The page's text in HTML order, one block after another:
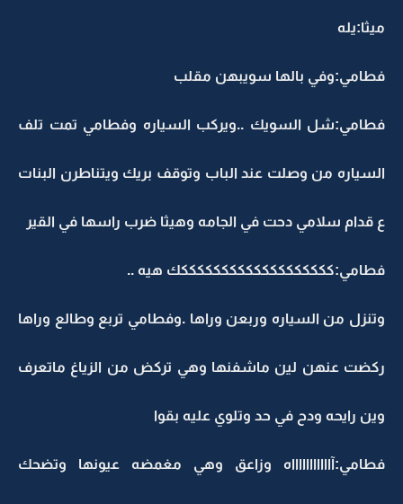
ميثا:يله
فطامي:وفي بالها سويبهن مقلب
فطامي:شل السويك ..ويركب السياره وفطامي تمت تلف
السياره من وصلت عند الباب وتوقف بريك ويتناطرن البنات
ع قدام سلامي دحت في الجامه وهيثا ضرب راسها في القير
فطامي:كككككككككككككككككككك هيه ..
وتنزل من السياره وربعن وراها .وفطامي تربع وطالع وراها
ركضت عنهن لين ماشفنها وهي تركض من الزياغ ماتعرف
وين رايحه ودح في حد وتلوي عليه بقوا
فطامي:آاااااااااااه وزاعق وهي مغمضه عيونها وتضحك